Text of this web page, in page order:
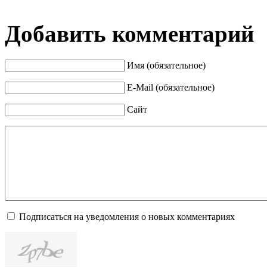
Добавить комментарий
Имя (обязательное)
E-Mail (обязательное)
Сайт
Подписаться на уведомления о новых комментариях